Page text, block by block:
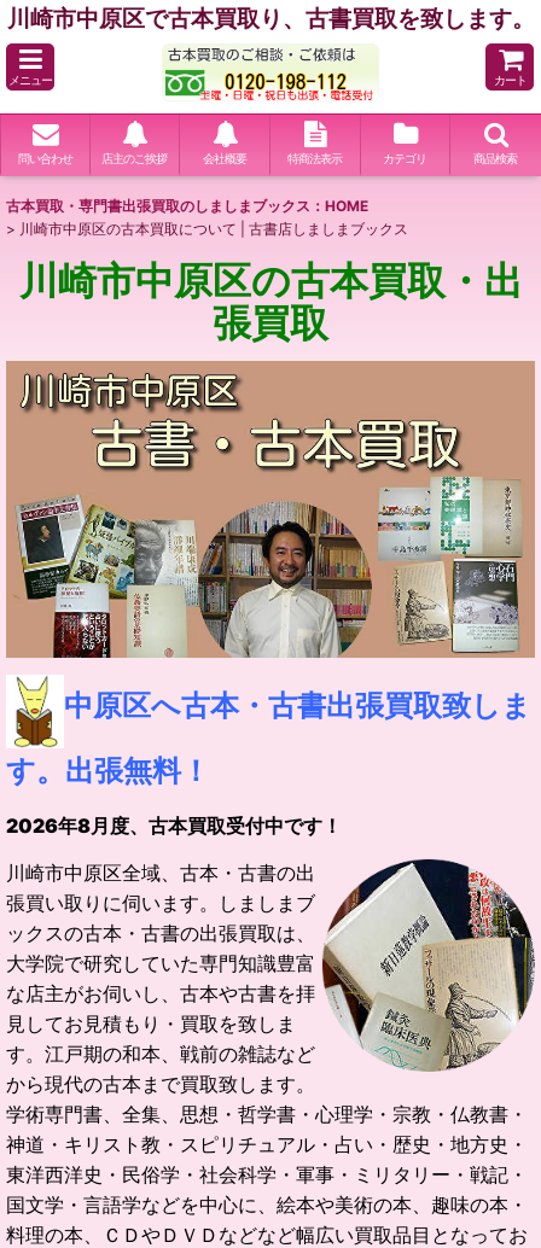
川崎市中原区で古本買取り、古書買取を致します。
メニュー カート
問い合わせ 店主のご挨拶 会社概要 特商法表示 カテゴリ 商品検索
古本買取・専門書出張買取のしましまブックス：HOME
> 川崎市中原区の古本買取について | 古書店しましまブックス
川崎市中原区の古本買取・出
張買取
中原区へ古本・古書出張買取致しま
す。出張無料！
2026年8月度、古本買取受付中です！
川崎市中原区全域、古本・古書の出
張買い取りに伺います。
しましまブ
ックスの古本・古書の出張買取は、
大学院で研究していた専門知識豊富
な店主がお伺いし、古本や古書を拝
見してお見積もり・買取を致しま
す。 江戸期の和本、戦前の雑誌など
から現代の古本まで買取致します。
学術専門書、全集、思想・哲学書・心理学・宗教・仏教書・
神道・キリスト教・スピリチュアル・占い・歴史・地方史・
東洋西洋史・民俗学・社会科学・軍事・ミリタリー・戦記・
国文学・言語学などを中心に、絵本や美術の本、趣味の本・
料理の本、ＣＤやＤＶＤなどなど幅広い買取品目となってお